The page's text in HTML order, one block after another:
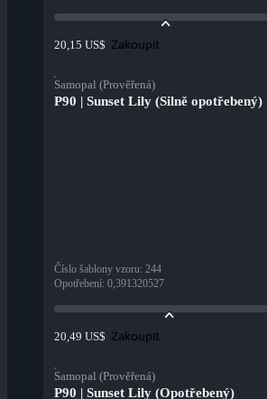
20,15 US$ Zakoupit
Samopal (Prověřená)
P90 | Sunset Lily (Silně opotřebený)
Číslo šablony vzoru: 244
Opotřebení: 0,391320527
20,49 US$ Zakoupit
Samopal (Prověřená)
P90 | Sunset Lily (Opotřebený)